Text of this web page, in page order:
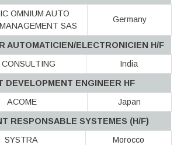
OMNIUM AUTO
SAS
Germany
AUTOMATICIEN/ELECTRONICIEN H/F
India
DEVELOPMENT ENGINEER HF
ACOME
Japan
RESPONSABLE SYSTEMES (H/F)
SYSTRA
Morocco